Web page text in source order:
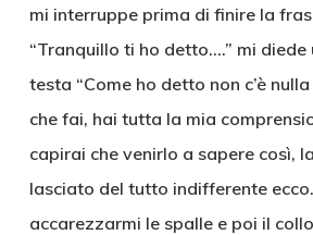
mi interruppe prima di finire la
“Tranquillo ti ho detto….” mi diede
testa “Come ho detto non c’è
che fai, hai tutta la mia
capirai che venirlo a sapere così,
lasciato del tutto indifferente
accarezzarmi le spalle e poi il